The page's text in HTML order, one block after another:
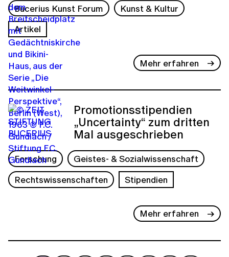
Bucerius Kunst Forum
Kunst & Kultur
Artikel
Mehr erfahren
Promotionsstipendien
„Uncertainty“ zum dritten
Mal ausgeschrieben
Forschung
Geistes- & Sozialwissenschaft
Rechtswissenschaften
Stipendien
Mehr erfahren